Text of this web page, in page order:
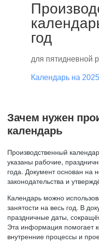
год
для пятидневной
Календарь на
Зачем нужен
календарь
Производственный
указаны рабочие,
года. Документ основан на
законодательства и
Календарь можно
занятости на весь год. В
праздничные даты,
Эта информация помогает
внутренние процессы и